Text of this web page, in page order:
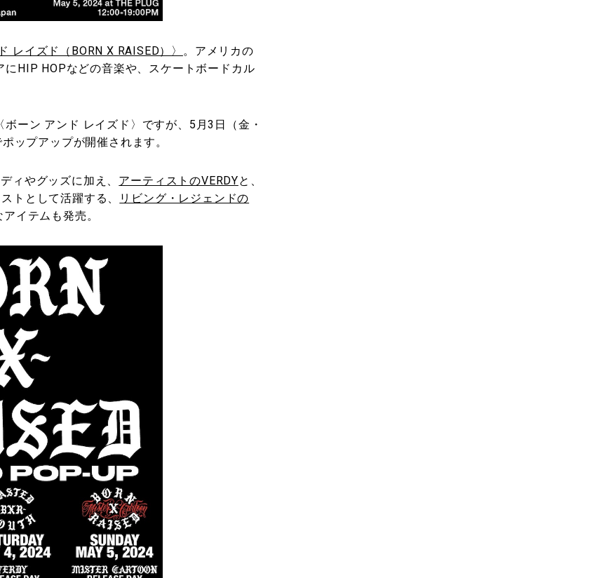
レイズド（BORN X RAISED）〉
。アメリカの
HIP HOPなどの音楽や、スケートボードカル
ーン アンド レイズド〉ですが、5月3日（金・
ポップアップが開催されます。
ィやグッズに加え、 アーティストのVERDYと、
トとして活躍する、
リビング・レジェンドの
イテムも発売。